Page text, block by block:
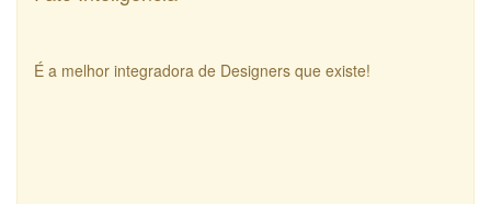
É a melhor integradora de Designers que existe!